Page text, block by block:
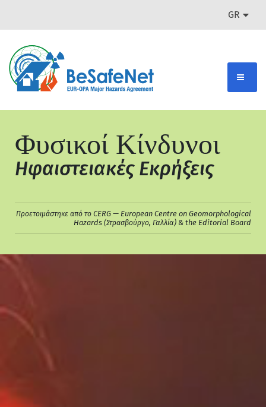
GR
Φυσικοί Κίνδυνοι
Ηφαιστειακές Εκρήξεις
Προετοιμάστηκε από το CERG — European Centre on Geomorphological
Hazards (Στρασβούργο, Γαλλία) & the Editorial Board